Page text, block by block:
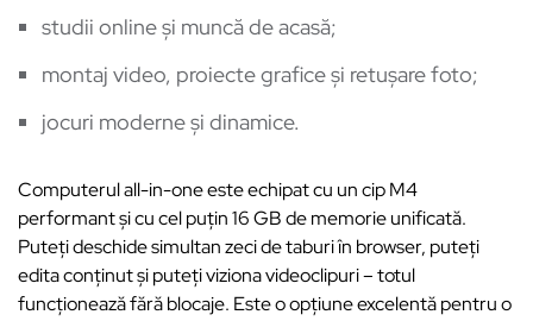
studii online și muncă de acasă;
montaj video, proiecte grafice și retușare foto;
jocuri moderne și dinamice.
Computerul all-in-one este echipat cu un cip M4
performant și cu cel puțin 16 GB de memorie unificată.
Puteți deschide simultan zeci de taburi în browser, puteți
edita conținut și puteți viziona videoclipuri – totul
funcționează fără blocaje. Este o opțiune excelentă pentru o